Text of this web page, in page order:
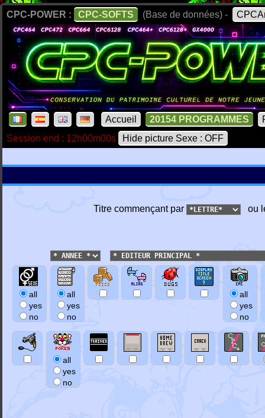
CPC-POWER : CPC-SOFTS (Base de données) -
Accueil 20154 PROGRAMMES
Session end : 12h00m00s
Hide picture Sexe : OFF
Titre commençant par ou
all
yes
no
all
yes
no
all
yes
no
all
yes
no